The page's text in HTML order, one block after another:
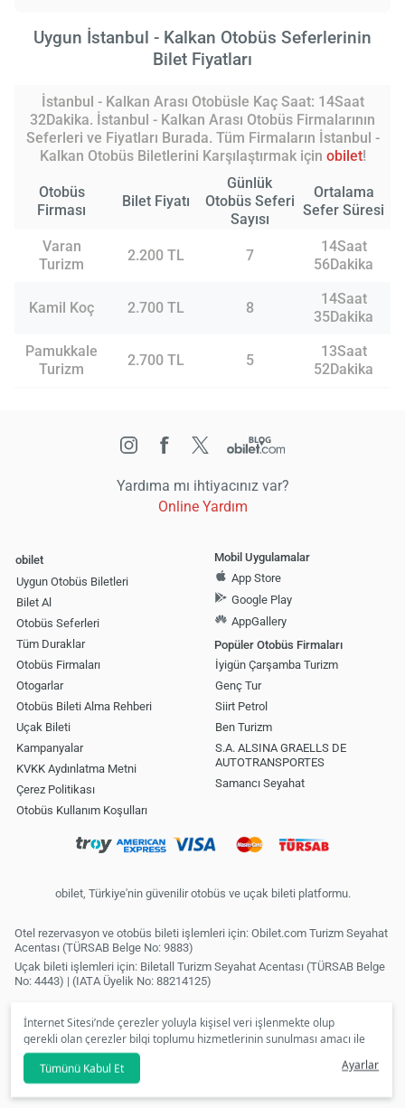
İnternet Sitesi’nde çerezler yoluyla kişisel veri işlenmekte olup
gerekli olan çerezler bilgi toplumu hizmetlerinin sunulması amacı ile
kullanılmaktadır. Tercihleriniz doğrultusunda size özel
kişiselleştirilmiş çerezleri ve özel kampanyaları
seçeneğine
tıklamanız halinde kullanımınıza sunamayacağız.
Aydınlatma Metni’mizi lütfen inceleyiniz.
Tümünü Kabul Et Ayarlar
Uygun İstanbul - Kalkan Otobüs Seferlerinin
Bilet Fiyatları
İstanbul - Kalkan Arası Otobüsle Kaç Saat: 14Saat
32Dakika. İstanbul - Kalkan Arası Otobüs Firmalarının
Seferleri ve Fiyatları Burada. Tüm Firmaların İstanbul -
Kalkan Otobüs Biletlerini Karşılaştırmak için obilet!
Otobüs
Firması
Bilet Fiyatı
Günlük
Otobüs Seferi
Sayısı
Ortalama
Sefer Süresi
Varan
Turizm
2.200 TL 7
14Saat
56Dakika
Kamil Koç 2.700 TL 8
14Saat
35Dakika
Pamukkale
Turizm
2.700 TL 5
13Saat
52Dakika
Yardıma mı ihtiyacınız var?
Online Yardım
obilet
Uygun Otobüs Biletleri
Bilet Al
Otobüs Seferleri
Tüm Duraklar
Otobüs Firmaları
Otogarlar
Otobüs Bileti Alma Rehberi
Uçak Bileti
Kampanyalar
KVKK Aydınlatma Metni
Çerez Politikası
Otobüs Kullanım Koşulları
Mobil Uygulamalar
App Store
Google Play
AppGallery
Popüler Otobüs Firmaları
İyigün Çarşamba Turizm
Genç Tur
Siirt Petrol
Ben Turizm
S.A. ALSINA GRAELLS DE
AUTOTRANSPORTES
Samancı Seyahat
obilet, Türkiye'nin güvenilir otobüs ve uçak bileti platformu.
Otel rezervasyon ve otobüs bileti işlemleri için: Obilet.com Turizm Seyahat
Acentası (TÜRSAB Belge No: 9883)
Uçak bileti işlemleri için: Biletall Turizm Seyahat Acentası (TÜRSAB Belge
No: 4443) | (IATA Üyelik No: 88214125)